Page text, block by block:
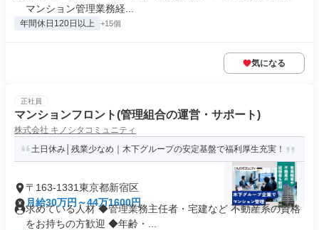
マンション管理業務経...
年間休日120日以上 +15個
気になる
正社員
マンションフロント(管理組合の運営・サポート)
株式会社 キノシタコミュニティ
土日休み│残業少なめ｜木下グループの安定基盤で福利厚生充実！
〒163-1331東京都新宿区
月給30万円～44万1600円
求めている人材 ◆管理業務主任者・宅建など 不動産系の資格
をお持ちの方歓迎 ◆年齢・...